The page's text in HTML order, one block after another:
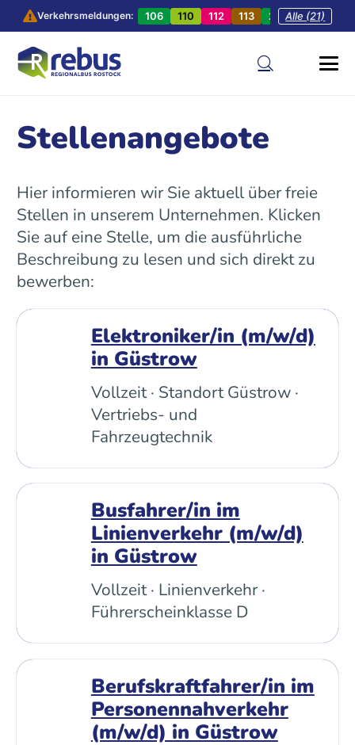
Verkehrsmeldungen: 106 110 112 113 201 202
Alle (21)
Stellenangebote
Hier informieren wir Sie aktuell über freie
Stellen in unserem Unternehmen. Klicken
Sie auf eine Stelle, um die ausführliche
Beschreibung zu lesen und sich direkt zu
bewerben:
Elektroniker/in (m/w/d)
in Güstrow
Vollzeit · Standort Güstrow ·
Vertriebs- und
Fahrzeugtechnik
Busfahrer/in im
Linienverkehr (m/w/d)
in Güstrow
Vollzeit · Linienverkehr ·
Führerscheinklasse D
Berufskraftfahrer/in im
Personennahverkehr
(m/w/d) in Güstrow